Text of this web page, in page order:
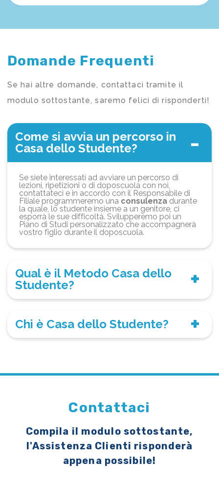
Domande Frequenti
Se hai altre domande, contattaci tramite il
modulo sottostante, saremo felici di risponderti!
Come si avvia un percorso in
Casa dello Studente?
Se siete interessati ad avviare un percorso di
lezioni, ripetizioni o di doposcuola con noi,
contattateci e in accordo con il Responsabile di
Filiale programmeremo una consulenza durante
la quale, lo studente insieme a un genitore, ci
esporrà le sue difficoltà. Svilupperemo poi un
Piano di Studi personalizzato che accompagnerà
vostro figlio durante il doposcuola.
Qual è il Metodo Casa dello
Studente?
Chi è Casa dello Studente?
Contattaci
Compila il modulo sottostante,
l'Assistenza Clienti risponderà
appena possibile!